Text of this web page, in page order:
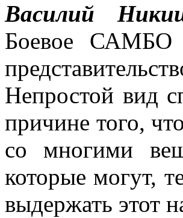
Василий
Боевое САМБО
Непростой вид
причине того,
со многими
которые могут,
выдержать этот